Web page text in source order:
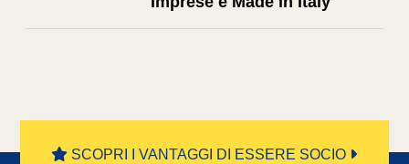
SCOPRI I VANTAGGI DI ESSERE SOCIO